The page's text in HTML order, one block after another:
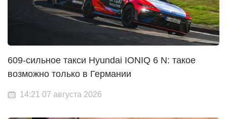
609-сильное такси Hyundai IONIQ 6 N: такое
возможно только в Германии
14:21 07 августа 2026